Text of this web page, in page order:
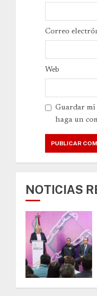
Correo
Web
Guardar mi
haga un
NOTICIAS